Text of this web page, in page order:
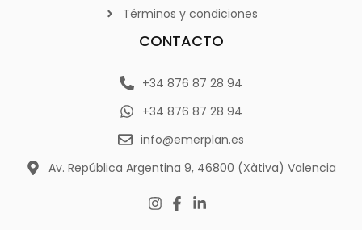
Términos y condiciones
CONTACTO
+34 876 87 28 94
+34 876 87 28 94
info@emerplan.es
Av. República Argentina 9, 46800 (Xàtiva) Valencia